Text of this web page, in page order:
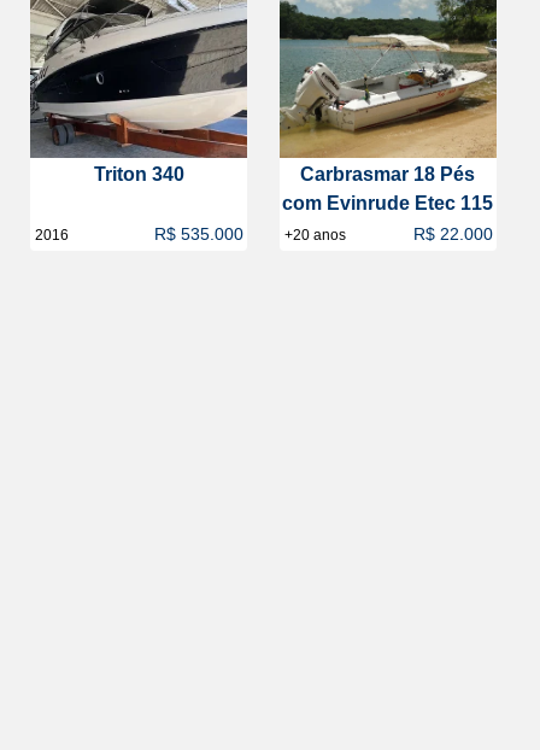
Triton 340
2016 R$ 535.000
Carbrasmar 18 Pés
com Evinrude Etec 115
+20 anos R$ 22.000